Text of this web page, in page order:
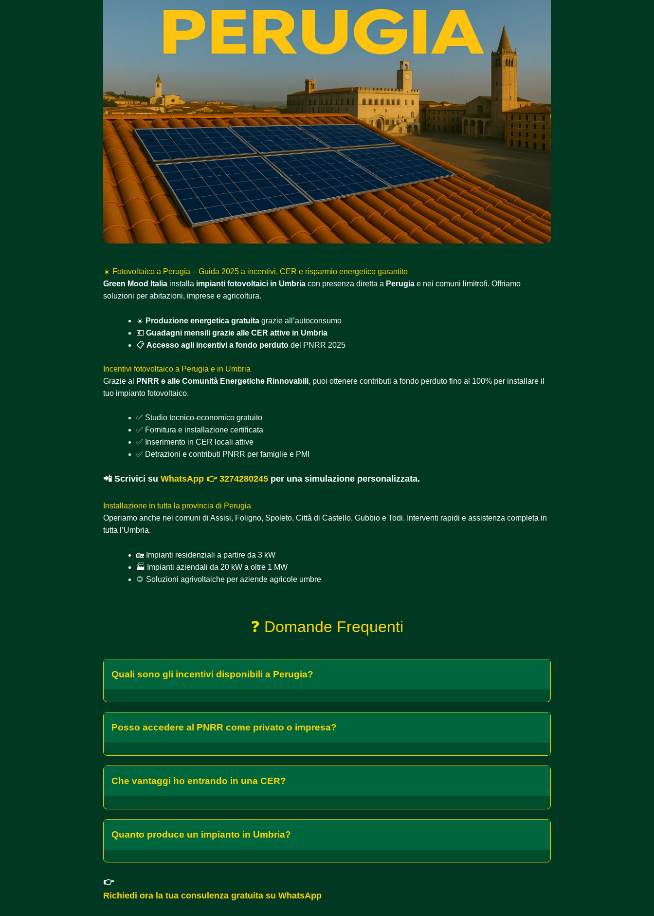
☀️ Fotovoltaico a Perugia – Guida 2025 a incentivi, CER e risparmio energetico garantito
Green Mood Italia installa impianti fotovoltaici in Umbria con presenza diretta a Perugia e nei comuni limitrofi. Offriamo
soluzioni per abitazioni, imprese e agricoltura.
☀️ Produzione energetica gratuita grazie all’autoconsumo
💶 Guadagni mensili grazie alle CER attive in Umbria
📋 Accesso agli incentivi a fondo perduto del PNRR 2025
Incentivi fotovoltaico a Perugia e in Umbria
Grazie al
PNRR e alle Comunità Energetiche Rinnovabili, puoi ottenere contributi a fondo perduto fino al 100% per installare il
tuo impianto fotovoltaico.
✅ Studio tecnico-economico gratuito
✅ Fornitura e installazione certificata
✅ Inserimento in CER locali attive
✅ Detrazioni e contributi PNRR per famiglie e PMI
📲 Scrivici su WhatsApp 👉 3274280245 per una simulazione personalizzata.
Installazione in tutta la provincia di Perugia
Operiamo anche nei comuni di Assisi, Foligno, Spoleto, Città di Castello, Gubbio e Todi. Interventi rapidi e assistenza completa in
tutta l’Umbria.
🏡 Impianti residenziali a partire da 3 kW
🏭 Impianti aziendali da 20 kW a oltre 1 MW
🌻 Soluzioni agrivoltaiche per aziende agricole umbre
❓ Domande Frequenti
Quali sono gli incentivi disponibili a Perugia?
Posso accedere al PNRR come privato o impresa?
Che vantaggi ho entrando in una CER?
Quanto produce un impianto in Umbria?
👉
Richiedi ora la tua consulenza gratuita su WhatsApp